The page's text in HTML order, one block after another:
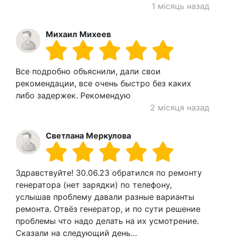
1 місяць назад
Михаил Михеев
Все подробно объяснили, дали свои
рекомендации, все очень быстро без каких
либо задержек. Рекомендую
2 місяця назад
Светлана Меркулова
Здравствуйте! 30.06.23 обратился по ремонту
генератора (нет зарядки) по телефону,
услышав проблему давали разные варианты
ремонта. Отвёз генератор, и по сути решение
проблемы что надо делать на их усмотрение.
Сказали на следующий день…